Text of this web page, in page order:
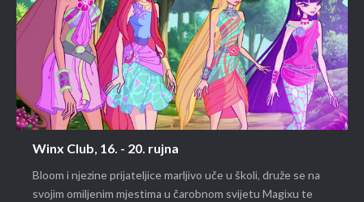
Winx Club, 16. - 20. rujna
Bloom i njezine prijateljice marljivo uče u školi, druže se na
svojim omiljenim mjestima u čarobnom svijetu Magixu te